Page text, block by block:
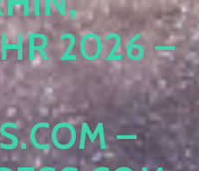
2026 – N
– D